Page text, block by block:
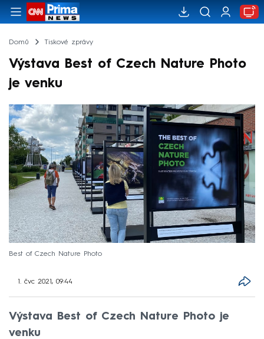
Domů Tiskové zprávy
Výstava Best of Czech Nature Photo
je venku
Best of Czech Nature Photo
1. čvc 2021, 09:44
Výstava Best of Czech Nature Photo je
venku